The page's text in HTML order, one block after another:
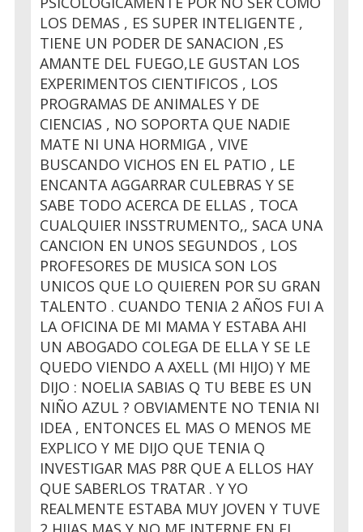
LOS DEMAS , ES SUPER INTELIGENTE ,
TIENE UN PODER DE SANACION ,ES
AMANTE DEL FUEGO,LE GUSTAN LOS
EXPERIMENTOS CIENTIFICOS , LOS
PROGRAMAS DE ANIMALES Y DE
CIENCIAS , NO SOPORTA QUE NADIE
MATE NI UNA HORMIGA , VIVE
BUSCANDO VICHOS EN EL PATIO , LE
ENCANTA AGGARRAR CULEBRAS Y SE
SABE TODO ACERCA DE ELLAS , TOCA
CUALQUIER INSSTRUMENTO,, SACA UNA
CANCION EN UNOS SEGUNDOS , LOS
PROFESORES DE MUSICA SON LOS
UNICOS QUE LO QUIEREN POR SU GRAN
TALENTO . CUANDO TENIA 2 AÑOS FUI A
LA OFICINA DE MI MAMA Y ESTABA AHI
UN ABOGADO COLEGA DE ELLA Y SE LE
QUEDO VIENDO A AXELL (MI HIJO) Y ME
DIJO : NOELIA SABIAS Q TU BEBE ES UN
NIÑO AZUL ? OBVIAMENTE NO TENIA NI
IDEA , ENTONCES EL MAS O MENOS ME
EXPLICO Y ME DIJO QUE TENIA Q
INVESTIGAR MAS P8R QUE A ELLOS HAY
QUE SABERLOS TRATAR . Y YO
REALMENTE ESTABA MUY JOVEN Y TUVE